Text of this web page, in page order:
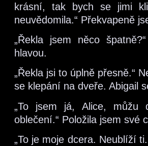
krásní, tak bych se jimi
neuvědomila.“ Překvapeně
„Řekla jsem něco
hlavou.
„Řekla jsi to úplně přesně.“
se klepání na dveře. Abigail
„To jsem já, Alice, můžu
oblečení.“ Položila jsem své
„To je moje dcera. Neublíží